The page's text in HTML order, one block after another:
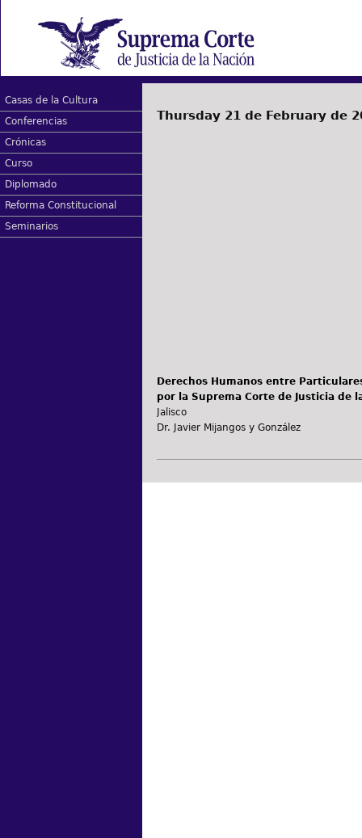
Casas de la Cultura
Conferencias
Crónicas
Curso
Diplomado
Reforma Constitucional
Seminarios
Thursday 21 de February de
Derechos Humanos entre
por la Suprema Corte de Justicia de
Jalisco
Dr. Javier Mijangos y González